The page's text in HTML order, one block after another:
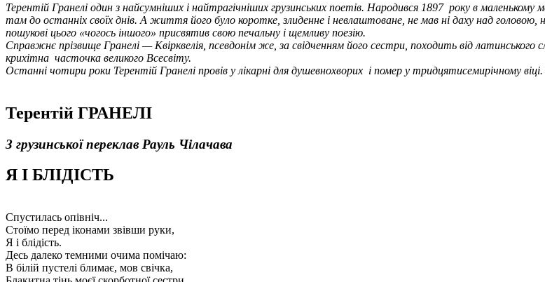
Терентій Гранелі один з найсумніших і найтрагічніших грузинських поетів. Народився 1897 року в маленькому
там до останніх своїх днів. А життя його було коротке, злиденне і невлаштоване, не мав ні даху над головою,
пошукові цього «чогось іншого» присвятив свою печальну і щемливу поезію.
Справжнє прізвище Гранелі — Квірквелія, псевдонім же, за свідченням його сестри, походить від
крихітна часточка великого Всесвіту.
Останні чотири роки Терентій Гранелі провів у лікарні для душевнохворих і помер у тридцятисемирічному
Терентій ГРАНЕЛІ
З грузинської переклав Рауль Чілачава
Я І БЛІДІСТЬ
Спустилась опівніч...
Стоїмо перед іконами звівши руки,
Я і блідість.
Десь далеко темними очима помічаю:
В білій пустелі блимає, мов свічка,